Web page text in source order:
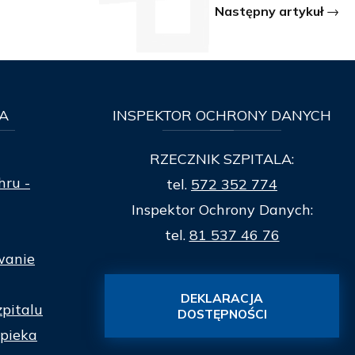
Następny artykuł
-
INSPEKTOR OCHRONY DANYCH
RZECZNIK SZPITALA:
tel. 572 352 774
Inspektor Ochrony Danych:
tel. 81 537 46 76
DEKLARACJA
DOSTĘPNOŚCI